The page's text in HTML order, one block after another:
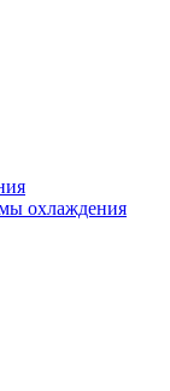
охлаждения